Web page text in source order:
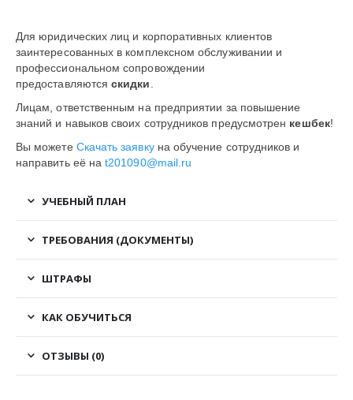
Для юридических лиц и корпоративных клиентов
заинтересованных в комплексном обслуживании и
профессиональном сопровождении
предоставляютсяскидки.
Лицам, ответственным на предприятии за повышение
знаний и навыков своих сотрудников предусмотрен кешбек!
Вы можете Скачать заявкуна обучение сотрудников и
направить её наt201090@mail.ru
УЧЕБНЫЙ ПЛАН
ТРЕБОВАНИЯ (ДОКУМЕНТЫ)
ШТРАФЫ
КАК ОБУЧИТЬСЯ
ОТЗЫВЫ (0)